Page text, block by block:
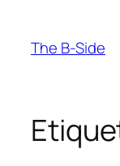
contenido
The B-Side